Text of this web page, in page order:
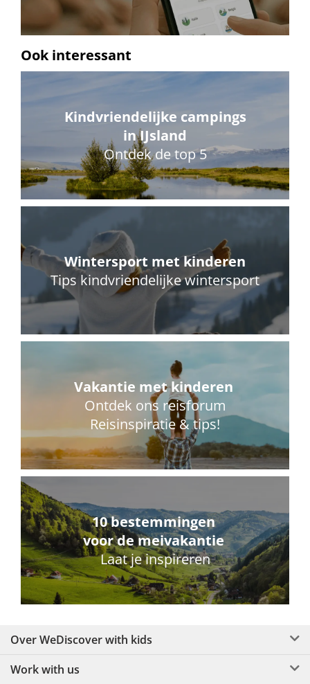
Ook interessant
Kindvriendelijke campings
in IJsland
Ontdek de top 5
Wintersport met kinderen
Tips kindvriendelijke wintersport
Vakantie met kinderen
Ontdek ons reisforum
Reisinspiratie & tips!
10 bestemmingen
voor de meivakantie
Laat je inspireren
Over WeDiscover with kids
Work with us